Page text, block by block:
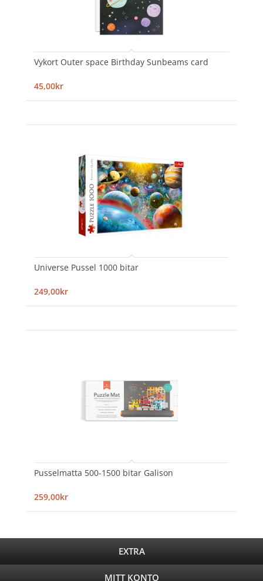
Vykort Outer space Birthday Sunbeams card
45,00kr
Universe Pussel 1000 bitar
249,00kr
Pusselmatta 500-1500 bitar Galison
259,00kr
EXTRA
MITT KONTO